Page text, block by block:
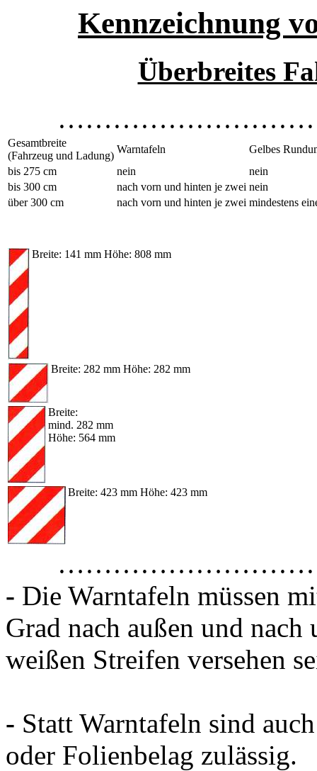
Kennzeichnung
Überbreites
Gesamtbreite
(Fahrzeug und Ladung)
Warntafeln
Gelbes
bis 275 cm
nein
nein
bis 300 cm
nach vorn und hinten je zwei nein
über 300 cm
nach vorn und hinten je zwei mindestens
Breite: 141 mm Höhe: 808 mm
Breite: 282 mm Höhe: 282 mm
Breite:
mind. 282 mm
Höhe: 564 mm
Breite: 423 mm Höhe: 423 mm
- Die Warntafeln müssen
Grad nach außen und
weißen Streifen versehen
- Statt Warntafeln sind
oder Folienbelag zulässig.